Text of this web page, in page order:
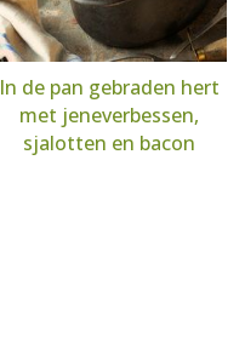
In de pan gebraden hert
met jeneverbessen,
sjalotten en bacon